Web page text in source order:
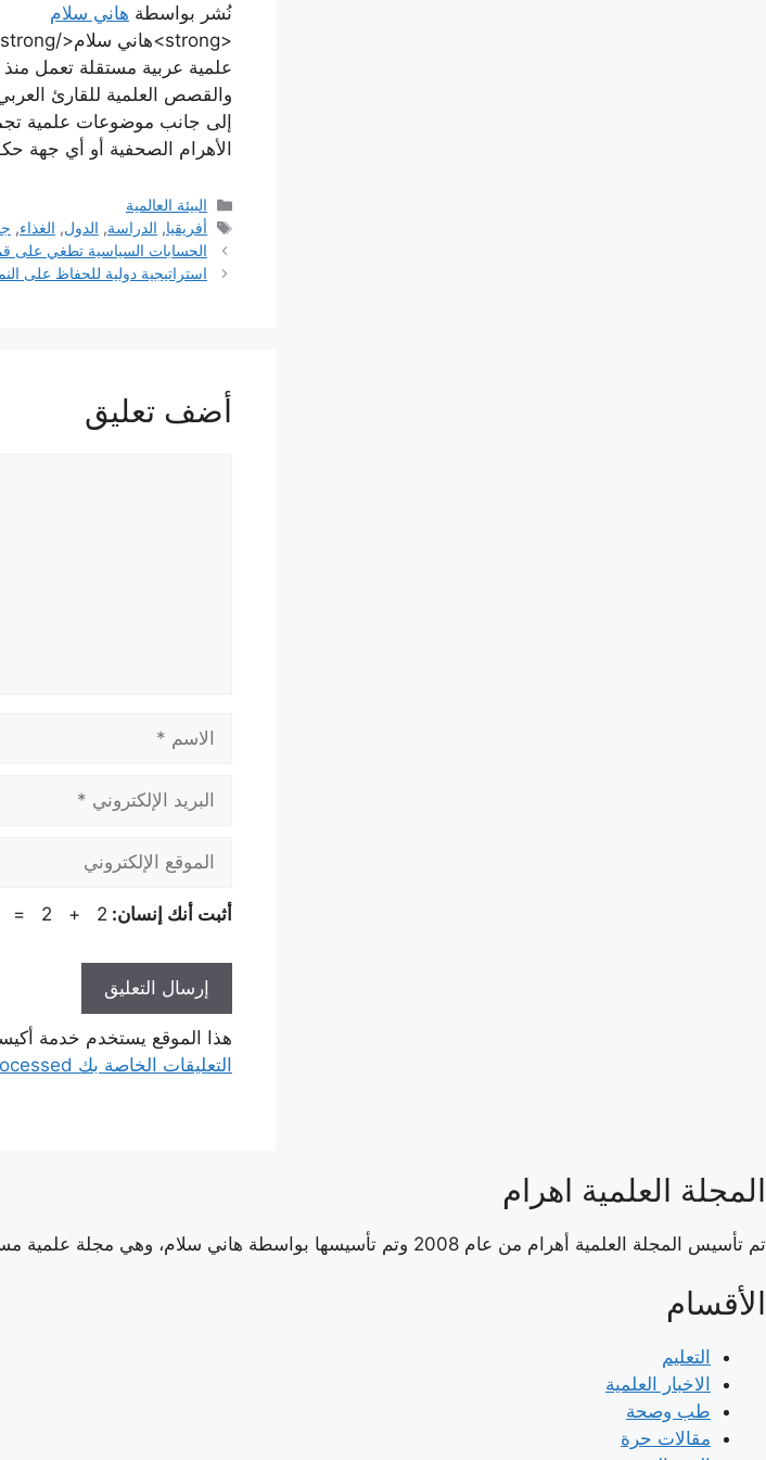
نُشر بواسطة هاني سلام
والقصص العلمية للقارئ
إلى جانب موضوعات علمية
الأهرام الصحفية أو أي جهة
التصنيفات
البيئة العالمية
الوسوم
أفريقيا, ﺍﻟﺪﺭﺍﺳﺔ, ﺍﻟﺪﻭﻝ, ﺍﻟﻐﺬﺍﺀ,
الحسابات السياسية تطغي على
استراتيجية دولية للحفاظ على
أضف تعليق
الاسم
البريد
الإلكتروني
الموقع
الإلكتروني
أثبت أنك إنسان: 2 + 2 =
هذا الموقع يستخدم خدمة
التعليقات الخاصة بك processed
المجلة العلمية اهرام
تم تأسيس المجلة العلمية أهرام من عام 2008 وتم تأسيسها بواسطة هاني سلام، وهي مجلة علمية مستقلة لا تتبع أي مؤسسة حكومية.
الأقسام
التعليم
الاخبار العلمية
طب وصحة
مقالات حرة